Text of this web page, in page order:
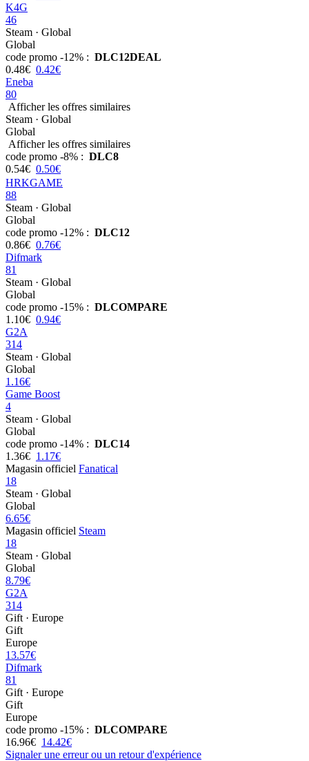
K4G
46
Steam · Global
Global
code promo -12% : DLC12DEAL
0.48€ 0.42€
Eneba
80
Afficher les offres similaires
Steam · Global
Global
Afficher les offres similaires
code promo -8% : DLC8
0.54€ 0.50€
HRKGAME
88
Steam · Global
Global
code promo -12% : DLC12
0.86€ 0.76€
Difmark
81
Steam · Global
Global
code promo -15% : DLCOMPARE
1.10€ 0.94€
G2A
314
Steam · Global
Global
1.16€
Game Boost
4
Steam · Global
Global
code promo -14% : DLC14
1.36€ 1.17€
Magasin officiel Fanatical
18
Steam · Global
Global
6.65€
Magasin officiel Steam
18
Steam · Global
Global
8.79€
G2A
314
Gift · Europe
Gift
Europe
13.57€
Difmark
81
Gift · Europe
Gift
Europe
code promo -15% : DLCOMPARE
16.96€ 14.42€
Signaler une erreur ou un retour d'expérience